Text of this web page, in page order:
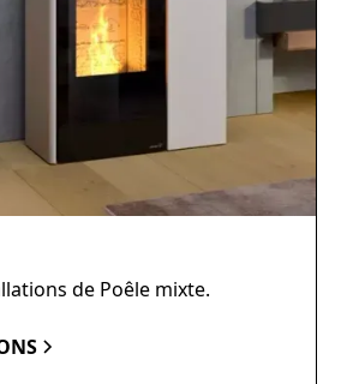
de Poêle mixte.